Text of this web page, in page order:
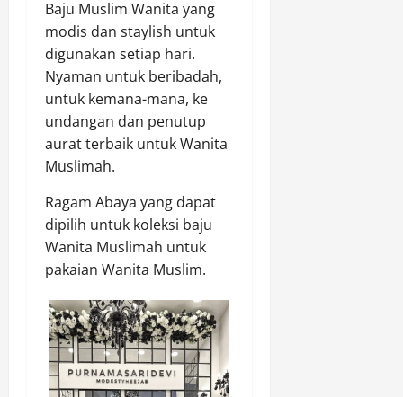
Baju Muslim Wanita yang
modis dan staylish untuk
digunakan setiap hari.
Nyaman untuk beribadah,
untuk kemana-mana, ke
undangan dan penutup
aurat terbaik untuk Wanita
Muslimah.
Ragam Abaya yang dapat
dipilih untuk koleksi baju
Wanita Muslimah untuk
pakaian Wanita Muslim.